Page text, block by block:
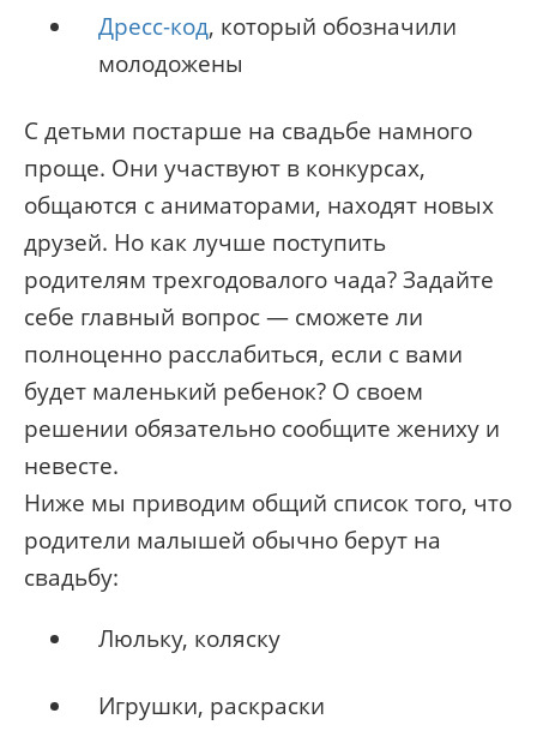
Дресс-код, который обозначили
молодожены
С детьми постарше на свадьбе намного
проще. Они участвуют в конкурсах,
общаются с аниматорами, находят новых
друзей. Но как лучше поступить
родителям трехгодовалого чада? Задайте
себе главный вопрос — сможете ли
полноценно расслабиться, если с вами
будет маленький ребенок? О своем
решении обязательно сообщите жениху и
невесте.
Ниже мы приводим общий список того, что
родители малышей обычно берут на
свадьбу:
Люльку, коляску
Игрушки, раскраски